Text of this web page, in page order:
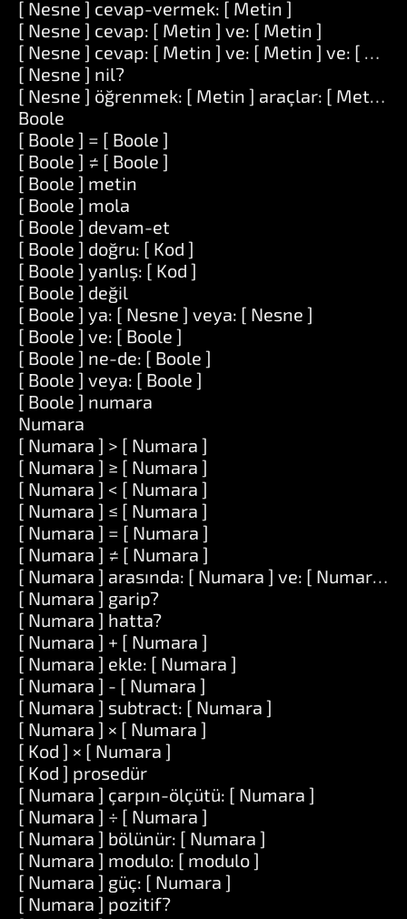
[ Nesne ] cevap-vermek: [ Metin ]
[ Nesne ] cevap: [ Metin ] ve: [ Metin ]
[ Nesne ] cevap: [ Metin ] ve: [ Metin ] ve: [
[ Nesne ] nil?
[ Nesne ] öğrenmek: [ Metin ] araçlar: [ Metin ]
Boole
[ Boole ] = [ Boole ]
[ Boole ] ≠ [ Boole ]
[ Boole ] metin
[ Boole ] mola
[ Boole ] devam-et
[ Boole ] doğru: [ Kod ]
[ Boole ] yanlış: [ Kod ]
[ Boole ] değil
[ Boole ] ya: [ Nesne ] veya: [ Nesne ]
[ Boole ] ve: [ Boole ]
[ Boole ] ne-de: [ Boole ]
[ Boole ] veya: [ Boole ]
[ Boole ] numara
Numara
[ Numara ] > [ Numara ]
[ Numara ] ≥ [ Numara ]
[ Numara ] < [ Numara ]
[ Numara ] ≤ [ Numara ]
[ Numara ] = [ Numara ]
[ Numara ] ≠ [ Numara ]
[ Numara ] arasında: [ Numara ] ve: [ Numara ]
[ Numara ] garip?
[ Numara ] hatta?
[ Numara ] + [ Numara ]
[ Numara ] ekle: [ Numara ]
[ Numara ] - [ Numara ]
[ Numara ] subtract: [ Numara ]
[ Numara ] × [ Numara ]
[ Kod ] × [ Numara ]
[ Kod ] prosedür
[ Numara ] çarpın-ölçütü: [ Numara ]
[ Numara ] ÷ [ Numara ]
[ Numara ] bölünür: [ Numara ]
[ Numara ] modulo: [ modulo ]
[ Numara ] güç: [ Numara ]
[ Numara ] pozitif?